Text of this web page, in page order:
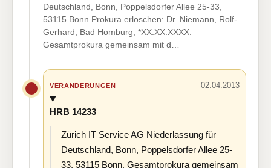
Deutschland, Bonn, Poppelsdorfer Allee 25-33,
53115 Bonn.Prokura erloschen: Dr. Niemann, Rolf-
Gerhard, Bad Homburg, *XX.XX.XXXX.
Gesamtprokura gemeinsam mit d…
VERÄNDERUNGEN 02.04.2013
HRB 14233
Zürich IT Service AG Niederlassung für
Deutschland, Bonn, Poppelsdorfer Allee 25-
33, 53115 Bonn. Gesamtprokura gemeinsam